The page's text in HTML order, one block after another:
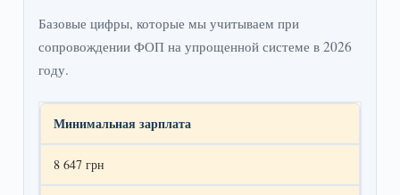
Базовые цифры, которые мы учитываем при
сопровождении ФОП на упрощенной системе в 2026
году.
Минимальная зарплата
8 647 грн